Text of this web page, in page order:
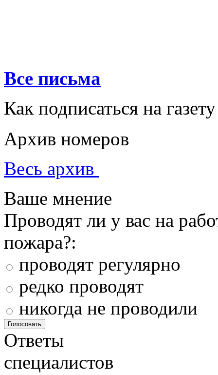
Все письма
Как подписаться на газету
Архив номеров
Весь архив
Ваше мнение
Проводят ли у вас на
пожара?:
проводят регулярно
редко проводят
никогда не проводили
Ответы
специалистов